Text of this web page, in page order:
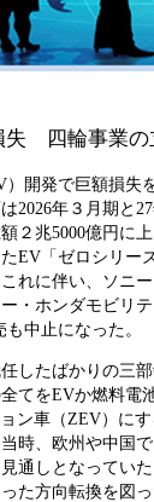
失 四輪事業の
開発で巨額損失
2026年３月期と
２兆5000億円に
EV「ゼロシリー
れに伴い、ソニ
・ホンダモビリ
も中止になった。
したばかりの三
てをEVか燃料電
ン車（ZEV）に
時、欧州や中国
通しとなってい
た方向転換を図っ